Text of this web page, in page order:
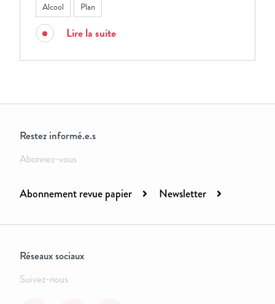
Alcool Plan
Lire la suite
Restez informé.e.s
Abonnez-vous
Abonnement revue papier Newsletter
Réseaux sociaux
Suivez-nous